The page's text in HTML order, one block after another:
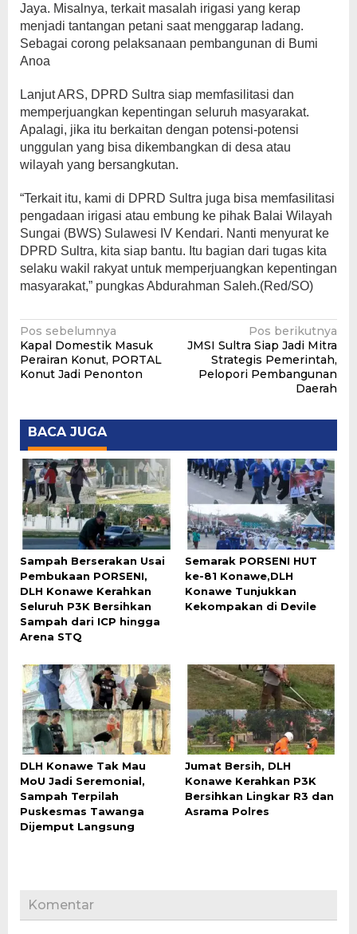
Jaya. Misalnya, terkait masalah irigasi yang kerap
menjadi tantangan petani saat menggarap ladang.
Sebagai corong pelaksanaan pembangunan di Bumi
Anoa
Lanjut ARS, DPRD Sultra siap memfasilitasi dan
memperjuangkan kepentingan seluruh masyarakat.
Apalagi, jika itu berkaitan dengan potensi-potensi
unggulan yang bisa dikembangkan di desa atau
wilayah yang bersangkutan.
“Terkait itu, kami di DPRD Sultra juga bisa memfasilitasi
pengadaan irigasi atau embung ke pihak Balai Wilayah
Sungai (BWS) Sulawesi IV Kendari. Nanti menyurat ke
DPRD Sultra, kita siap bantu. Itu bagian dari tugas kita
selaku wakil rakyat untuk memperjuangkan kepentingan
masyarakat,” pungkas Abdurahman Saleh.(Red/SO)
Navigasi
pos
Pos sebelumnya
Kapal Domestik Masuk
Perairan Konut, PORTAL
Konut Jadi Penonton
Pos berikutnya
JMSI Sultra Siap Jadi Mitra
Strategis Pemerintah,
Pelopori Pembangunan
Daerah
BACA JUGA
Sampah Berserakan Usai
Pembukaan PORSENI,
DLH Konawe Kerahkan
Seluruh P3K Bersihkan
Sampah dari ICP hingga
Arena STQ
Semarak PORSENI HUT
ke-81 Konawe,DLH
Konawe Tunjukkan
Kekompakan di Devile
DLH Konawe Tak Mau
MoU Jadi Seremonial,
Sampah Terpilah
Puskesmas Tawanga
Dijemput Langsung
Jumat Bersih, DLH
Konawe Kerahkan P3K
Bersihkan Lingkar R3 dan
Asrama Polres
Komentar